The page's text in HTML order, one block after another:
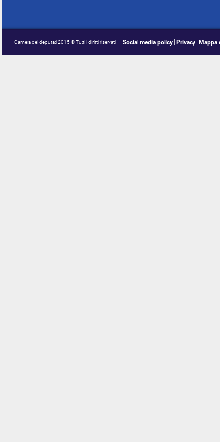
Camera dei deputati 2015 © Tutti i diritti riservati Social media policy Privacy Mappa